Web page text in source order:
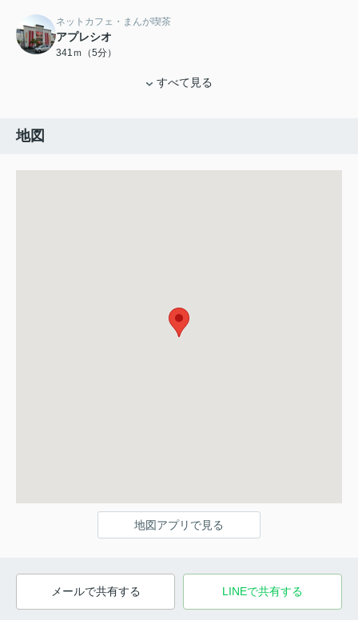
ネットカフェ・まんが喫茶
アプレシオ
341ｍ（5分）
すべて見る
地図
地図アプリで見る
メールで共有する LINEで共有する